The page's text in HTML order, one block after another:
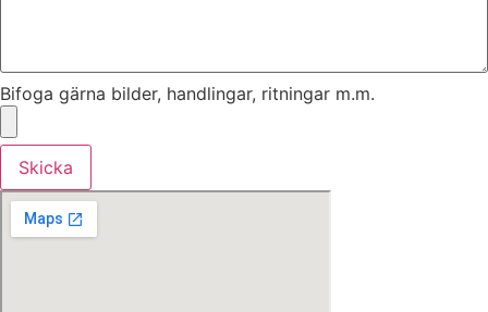
Bifoga gärna bilder, handlingar, ritningar m.m.
Skicka